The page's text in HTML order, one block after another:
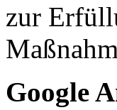
zur
Google